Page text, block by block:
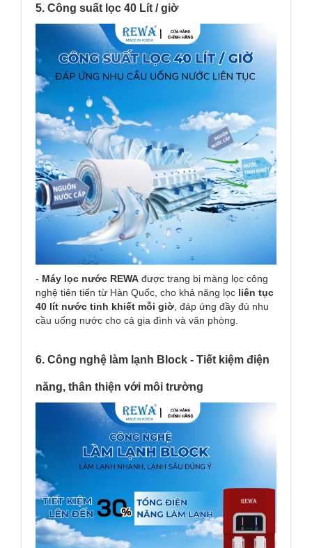
5. Công suất lọc 40 Lít / giờ
- Máy lọc nước REWA được trang bị màng lọc công
nghệ tiên tiến từ Hàn Quốc, cho khả năng lọc liên tục
40 lít nước tinh khiết mỗi giờ, đáp ứng đầy đủ nhu
cầu uống nước cho cả gia đình và văn phòng.
6. Công nghệ làm lạnh Block - Tiết kiệm điện
năng, thân thiện với môi trường